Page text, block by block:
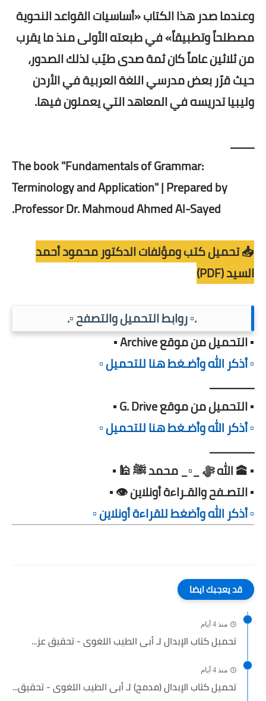
وعندما صدر هذا الكتاب «أساسيات القواعد النحوية
مصطلحاً وتطبيقاً» في طبعته الأولى منذ ما يقرب
من ثلاثين عاماً كان ثمة صدى طيّب لذلك الصدور،
حيث قرّر بعض مدرسي اللغة العربية في الأردن
وليبيا تدريسه في المعاهد التي يعملون فيها.
ــــــــ
The book "Fundamentals of Grammar:
Terminology and Application" | Prepared by
Professor Dr. Mahmoud Ahmed Al-Sayed.
📥 تحميل كتب ومؤلفات الدكتور محمود أحمد
السيد (PDF)
.▫️ روابط التحميل والتصفح ▫️.
▪️ التحميل من موقع Archive ▪️
▫️ أذكر الله وأضـغط هنا للتحميل ▫️
ـــــــــــــــ
▪️ التحميل من موقع G. Drive ▪️
▫️ أذكر الله وأضـغط هنا للتحميل ▫️
ـــــــــــــــ
▪️ 🕋 الله ﷻ _▫️_ محمد ﷺ 🕌 ▪️
▪️ التصـفح والقـراءة أونلاين 👁️ ▪️
▫️ أذكر الله وأضغط للقراءة أونلاين ▫️
قد يعجبك ايضا
منذ 4 أيام
تحميل كتاب الإبدال لـ أبى الطيب اللغوى - تحقيق عز...
منذ 4 أيام
تحميل كتاب الإبدال (مدمج) لـ أبى الطيب اللغوى - تحقيق...